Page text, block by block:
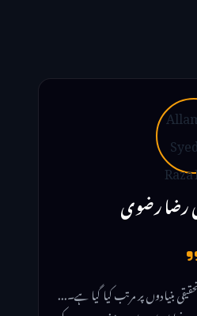
رضا رضوی
بنیادوں پر مرتب کیا گیا ہے۔...